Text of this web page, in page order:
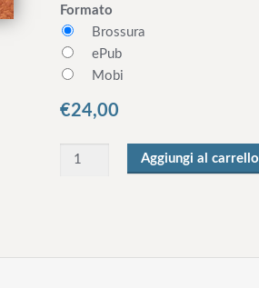
Formato
Brossura
ePub
Mobi
€24,00
i
Aggiungi al carrello